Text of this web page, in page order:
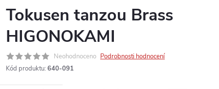
Tokusen tanzou Brass
HIGONOKAMI
Neohodnoceno Podrobnosti hodnocení
Kód produktu: 640-091